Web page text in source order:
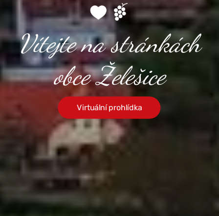
Vítejte na stránkách
obce Želešice
Virtuální prohlídka